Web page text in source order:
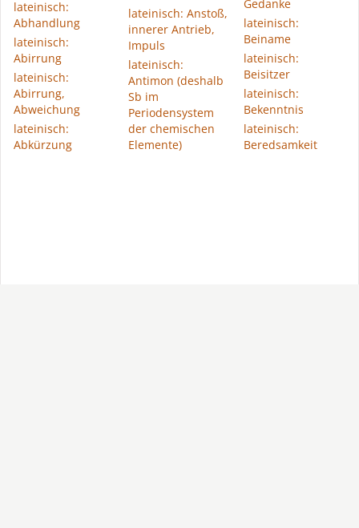
lateinisch:
Abhandlung
lateinisch:
Abirrung
lateinisch:
Abirrung,
Abweichung
lateinisch:
Abkürzung
lateinisch: Anstoß,
innerer Antrieb,
Impuls
lateinisch:
Antimon (deshalb
Sb im
Periodensystem
der chemischen
Elemente)
Gedanke
lateinisch:
Beiname
lateinisch:
Beisitzer
lateinisch:
Bekenntnis
lateinisch:
Beredsamkeit